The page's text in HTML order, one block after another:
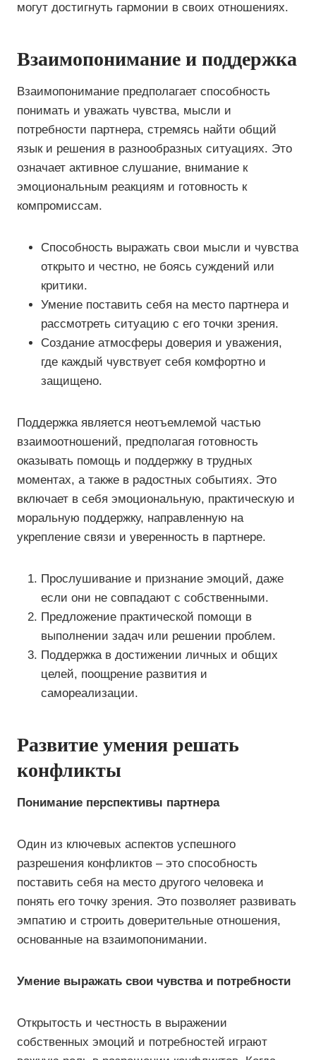
могут достигнуть гармонии в своих отношениях.
Взаимопонимание и поддержка
Взаимопонимание предполагает способность
понимать и уважать чувства, мысли и
потребности партнера, стремясь найти общий
язык и решения в разнообразных ситуациях. Это
означает активное слушание, внимание к
эмоциональным реакциям и готовность к
компромиссам.
Способность выражать свои мысли и чувства
открыто и честно, не боясь суждений или
критики.
Умение поставить себя на место партнера и
рассмотреть ситуацию с его точки зрения.
Создание атмосферы доверия и уважения,
где каждый чувствует себя комфортно и
защищено.
Поддержка является неотъемлемой частью
взаимоотношений, предполагая готовность
оказывать помощь и поддержку в трудных
моментах, а также в радостных событиях. Это
включает в себя эмоциональную, практическую и
моральную поддержку, направленную на
укрепление связи и уверенность в партнере.
Прослушивание и признание эмоций, даже
если они не совпадают с собственными.
Предложение практической помощи в
выполнении задач или решении проблем.
Поддержка в достижении личных и общих
целей, поощрение развития и
самореализации.
Развитие умения решать
конфликты
Понимание перспективы партнера
Один из ключевых аспектов успешного
разрешения конфликтов – это способность
поставить себя на место другого человека и
понять его точку зрения. Это позволяет развивать
эмпатию и строить доверительные отношения,
основанные на взаимопонимании.
Умение выражать свои чувства и потребности
Открытость и честность в выражении
собственных эмоций и потребностей играют